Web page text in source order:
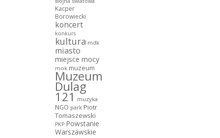
Kacper
Borowiecki
koncert
konkurs
kultura mdk
miasto
miejsce mocy
mok muzeum
Muzeum
Dulag
121 muzyka
NGO park Piotr
Tomaszewski
PKP Powstanie
Warszawskie